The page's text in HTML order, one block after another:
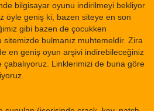
bilgisayar oyunu indirilmeyi bekliyor
öyle geniş ki, bazen siteye en son
gibi bazen de çocukken
sitemizde bulmanız muhtemeldir. Zira
en geniş oyun arşivi indirebileceğiniz
çabalıyoruz. Linklerimizi de buna göre